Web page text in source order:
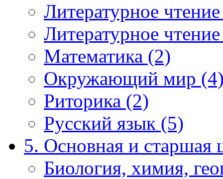
Литературное
Литературное
Математика (2)
Окружающий мир
Риторика (2)
Русский язык (5)
5. Основная и старшая
Биология, химия,